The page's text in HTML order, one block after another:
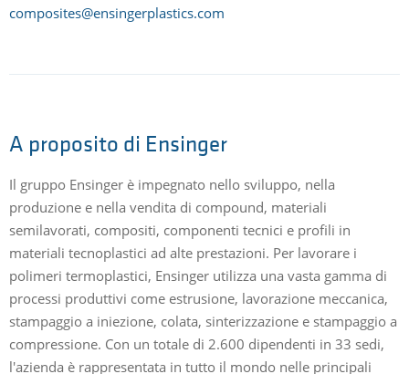
composites@ensingerplastics.com
A proposito di Ensinger
Il gruppo Ensinger è impegnato nello sviluppo, nella
produzione e nella vendita di compound, materiali
semilavorati, compositi, componenti tecnici e profili in
materiali tecnoplastici ad alte prestazioni. Per lavorare i
polimeri termoplastici, Ensinger utilizza una vasta gamma di
processi produttivi come estrusione, lavorazione meccanica,
stampaggio a iniezione, colata, sinterizzazione e stampaggio a
compressione. Con un totale di 2.600 dipendenti in 33 sedi,
l'azienda è rappresentata in tutto il mondo nelle principali